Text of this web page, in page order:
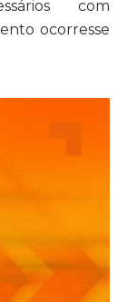
com
ocorresse